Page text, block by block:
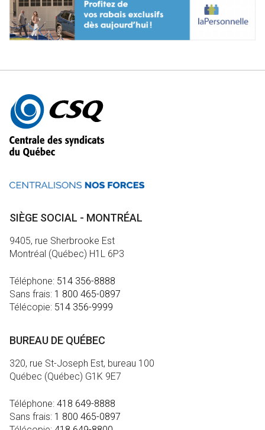
Autres
informations
SIÈGE SOCIAL - MONTRÉAL
9405, rue Sherbrooke Est
Montréal (Québec) H1L 6P3
Téléphone: 514 356-8888
Sans frais: 1 800 465-0897
Télécopie: 514 356-9999
BUREAU DE QUÉBEC
320, rue St-Joseph Est, bureau 100
Québec (Québec) G1K 9E7
Téléphone: 418 649-8888
Sans frais: 1 800 465-0897